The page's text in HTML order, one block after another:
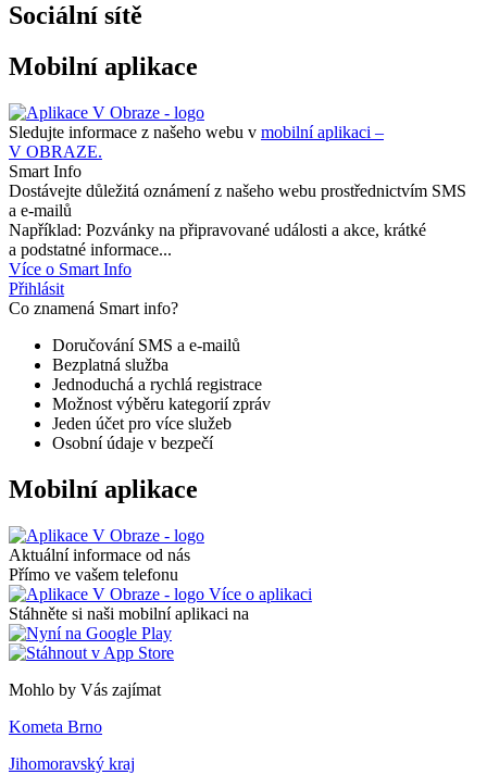
Sociální sítě
Mobilní aplikace
Sledujte informace z našeho webu v mobilní aplikaci –
V OBRAZE.
Smart Info
Dostávejte důležitá oznámení z našeho webu prostřednictvím SMS
a e-mailů
Například: Pozvánky na připravované události a akce, krátké
a podstatné informace...
Více o Smart Info
Přihlásit
Co znamená Smart info?
Doručování SMS a e-mailů
Bezplatná služba
Jednoduchá a rychlá registrace
Možnost výběru kategorií zpráv
Jeden účet pro více služeb
Osobní údaje v bezpečí
Mobilní aplikace
Aktuální informace od nás
Přímo ve vašem telefonu
Více o aplikaci
Stáhněte si naši mobilní aplikaci na
Mohlo by Vás zajímat
Kometa Brno
Jihomoravský kraj